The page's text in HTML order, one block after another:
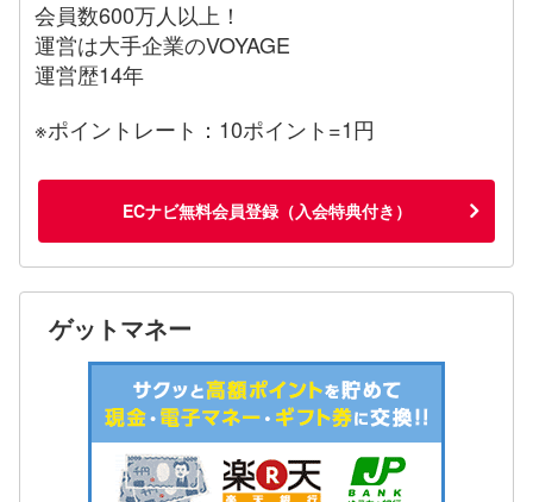
会員数600万人以上！
運営は大手企業のVOYAGE
運営歴14年
※ポイントレート：10ポイント=1円
ECナビ無料会員登録（入会特典付き）
ゲットマネー